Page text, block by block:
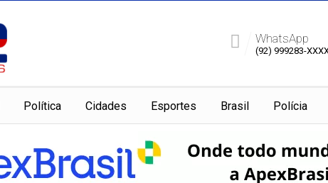
WhatsApp
(92) 999283-
Política Cidades Esportes Brasil Polícia